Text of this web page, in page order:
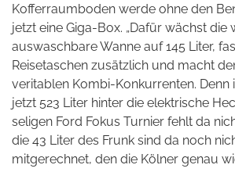
Kofferraumboden werde ohne den
jetzt eine Giga-Box. „Dafür wächst die
auswaschbare Wanne auf 145 Liter,
Reisetaschen zusätzlich und macht
veritablen Kombi-Konkurrenten. Denn
jetzt 523 Liter hinter die elektrische
seligen Ford Fokus Turnier fehlt da
die 43 Liter des Frunk sind da noch
mitgerechnet, den die Kölner genau